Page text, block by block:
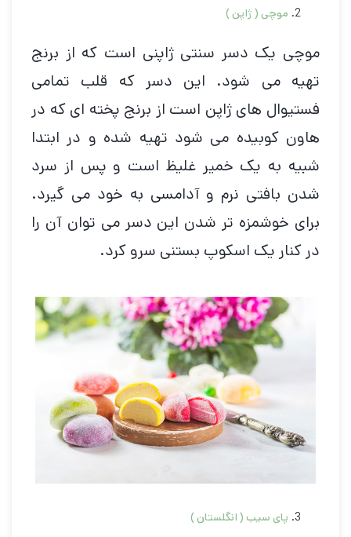
موچی ( ژاپن )
موچی یک دسر سنتی ژاپنی است که از برنج
تهیه می شود. این دسر که قلب تمامی
فستیوال های ژاپن است از برنج پخته ای که در
هاون کوبیده می شود تهیه شده و در ابتدا
شبیه به یک خمیر غلیظ است و پس از سرد
شدن بافتی نرم و آدامسی به خود می گیرد.
برای خوشمزه تر شدن این دسر می توان آن را
در کنار یک اسکوپ بستنی سرو کرد.
پای سیب ( انگلستان )